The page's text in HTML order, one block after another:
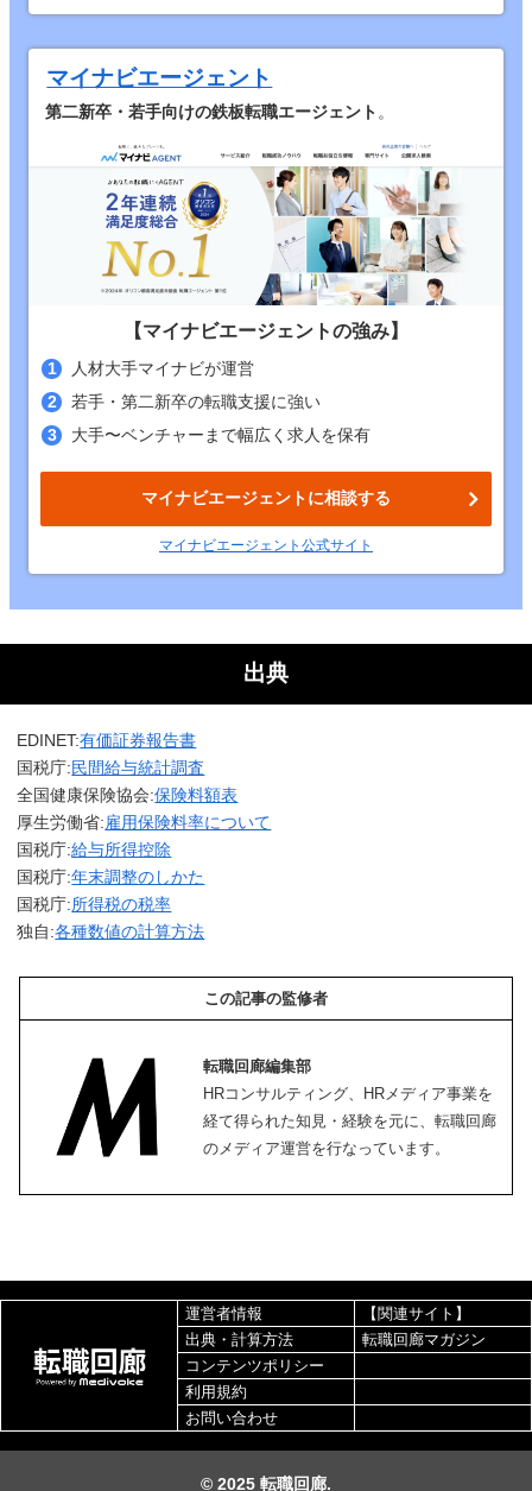
マイナビエージェント
第二新卒・若手向けの鉄板転職エージェント。
【マイナビエージェントの強み】
人材大手マイナビが運営
若手・第二新卒の転職支援に強い
大手〜ベンチャーまで幅広く求人を保有
マイナビエージェントに相談する
マイナビエージェント 公式サイト
出典
EDINET:有価証券報告書
国税庁:民間給与統計調査
全国健康保険協会:保険料額表
厚生労働省:雇用保険料率について
国税庁:給与所得控除
国税庁:年末調整のしかた
国税庁:所得税の税率
独自:各種数値の計算方法
この記事の監修者
転職回廊編集部
HRコンサルティング、HRメディア事業を
経て得られた知見・経験を元に、転職回廊
のメディア運営を行なっています。
運営者情報
【関連サイト】
出典・計算方法
転職回廊マガジン
コンテンツポリシー
利用規約
お問い合わせ
© 2025 転職回廊.